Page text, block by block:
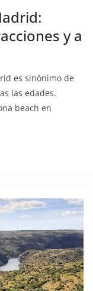
y a
es sinónimo de
las edades.
beach en